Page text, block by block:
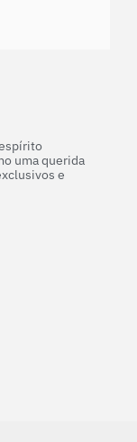
uma querida
e